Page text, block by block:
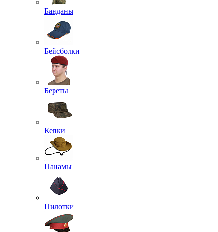
Банданы
Бейсболки
Береты
Кепки
Панамы
Пилотки